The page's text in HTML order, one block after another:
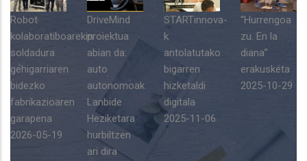
Robot
kolaboratiboarekin
soldadura
gehigarriaren
bidezko
fabrikazioaren
garapena
2026-05-19
DriveMind
proiektua
abian da:
auto
autonomoak
Lanbide
Heziketara
hurbiltzen
ari dira
STARTinnova-
k
antolatutako
bigarren
hizketaldi
digitala
2025-11-06
“Hurrengoa
zu. En la
diana”
erakusketa
2025-10-29